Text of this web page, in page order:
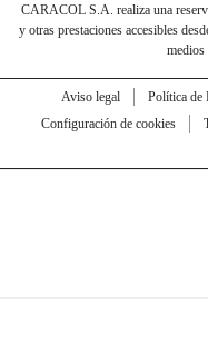
CARACOL S.A. realiza una
y otras prestaciones accesibles
medios
Aviso legal Política de
Configuración de cookies